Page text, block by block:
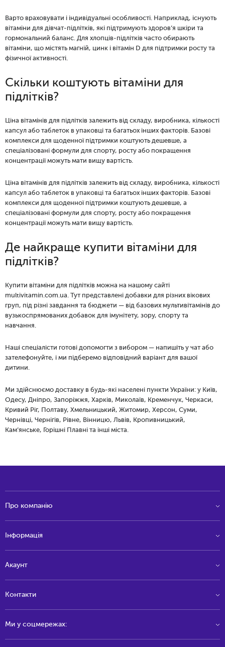
Варто враховувати і індивідуальні особливості. Наприклад, існують
вітаміни для дівчат-підлітків, які підтримують здоров’я шкіри та
гормональний баланс. Для хлопців-підлітків часто обирають
вітаміни, що містять магній, цинк і вітамін D для підтримки росту та
фізичної активності.
Скільки коштують вітаміни для
підлітків?
Ціна вітамінів для підлітків залежить від складу, виробника, кількості
капсул або таблеток в упаковці та багатьох інших факторів. Базові
комплекси для щоденної підтримки коштують дешевше, а
спеціалізовані формули для спорту, росту або покращення
концентрації можуть мати вищу вартість.
Ціна вітамінів для підлітків залежить від складу, виробника, кількості
капсул або таблеток в упаковці та багатьох інших факторів. Базові
комплекси для щоденної підтримки коштують дешевше, а
спеціалізовані формули для спорту, росту або покращення
концентрації можуть мати вищу вартість.
Де найкраще купити вітаміни для
підлітків?
Купити вітаміни для підлітків можна на нашому сайті
multivitamin.com.ua. Тут представлені добавки для різних вікових
груп, під різні завдання та бюджети — від базових мультивітамінів до
вузькоспрямованих добавок для імунітету, зору, спорту та
навчання.
Наші спеціалісти готові допомогти з вибором — напишіть у чат або
зателефонуйте, і ми підберемо відповідний варіант для вашої
дитини.
Ми здійснюємо доставку в будь-які населені пункти України: у Київ,
Одесу, Дніпро, Запоріжжя, Харків, Миколаїв, Кременчук, Черкаси,
Кривий Ріг, Полтаву, Хмельницький, Житомир, Херсон, Суми,
Чернівці, Чернігів, Рівне, Вінницю, Львів, Кропивницький,
Кам’янське, Горішні Плавні та інші міста.
Про компанію
Інформація
Акаунт
Контакти
Ми у соцмережах: